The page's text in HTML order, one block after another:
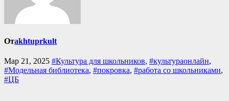
Отakhtuprkult
Мар 21, 2025 #Культура для школьников, #культураонлайн,
#Модельная библиотека, #покровка, #работа со школьниками,
#ЦБ